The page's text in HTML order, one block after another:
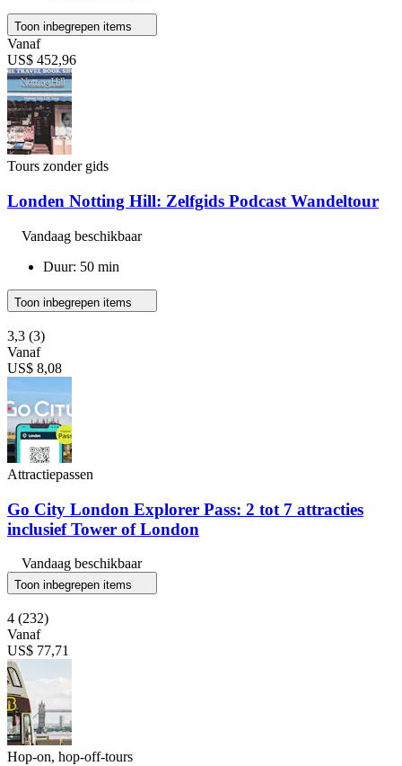
Toon inbegrepen items
Vanaf
US$ 452,96
Tours zonder gids
Londen Notting Hill: Zelfgids Podcast Wandeltour
Vandaag beschikbaar
Duur: 50 min
Toon inbegrepen items
3,3 (3)
Vanaf
US$ 8,08
Attractiepassen
Go City London Explorer Pass: 2 tot 7 attracties
inclusief Tower of London
Vandaag beschikbaar
Toon inbegrepen items
4 (232)
Vanaf
US$ 77,71
Hop-on, hop-off-tours